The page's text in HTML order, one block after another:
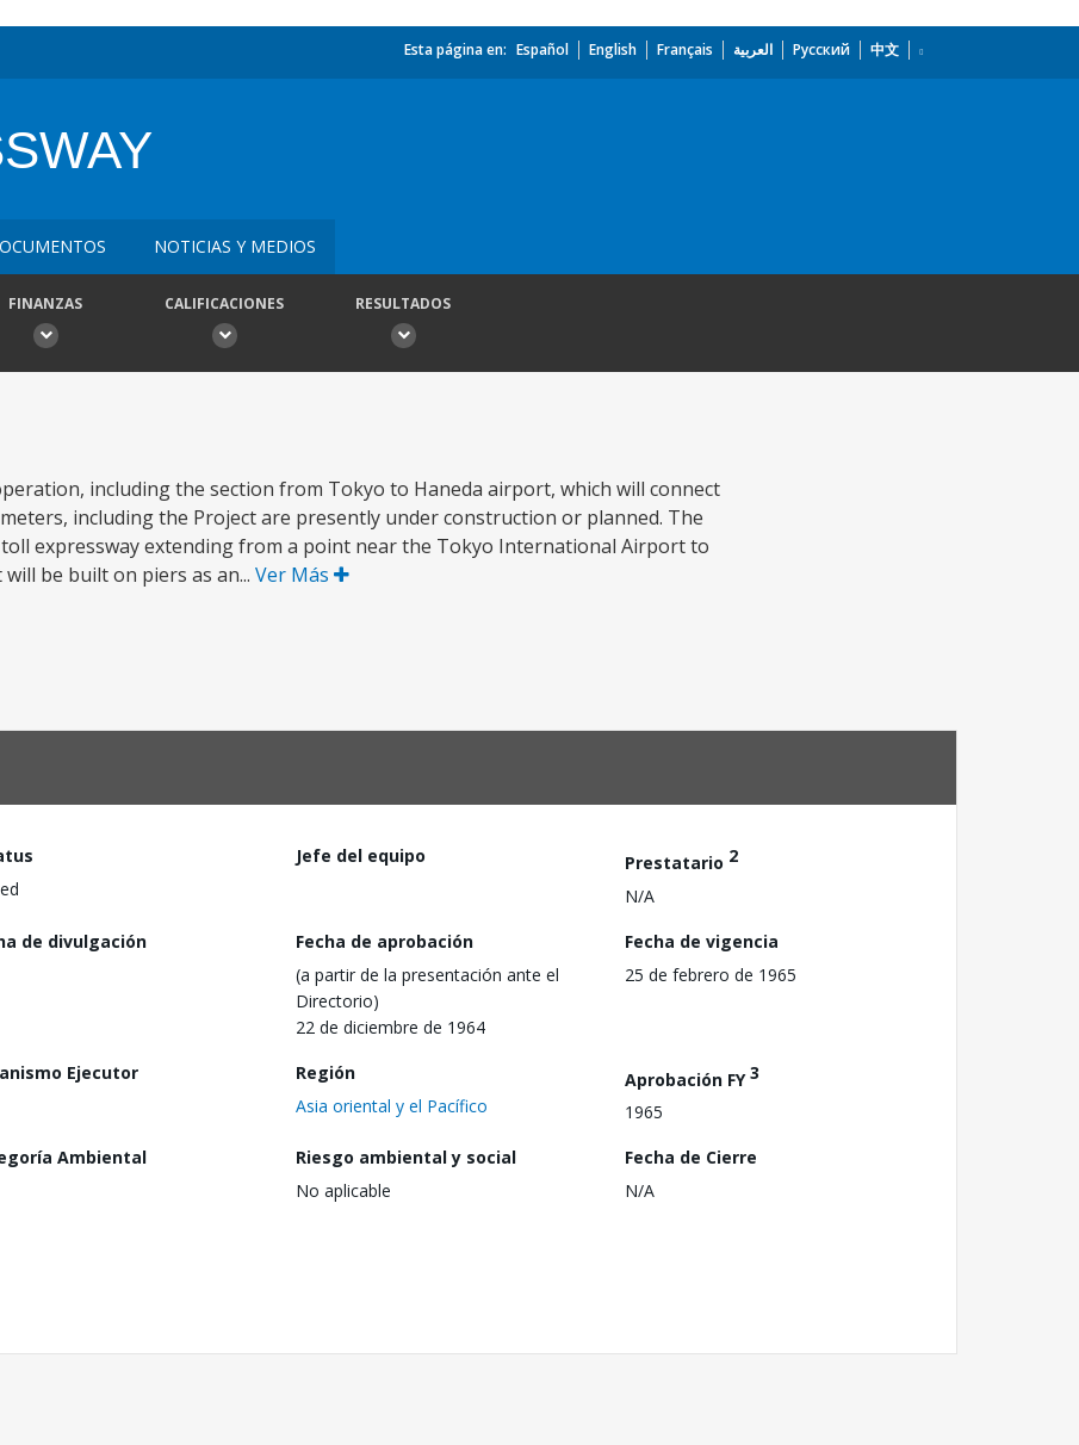
Esta página en: Español English Français العربية Русский 中文
NOTICIAS Y MEDIOS
FINANZAS CALIFICACIONES RESULTADOS
including the section from Tokyo to Haneda airport, which will connect
including the Project are presently under construction or planned. The
expressway extending from a point near the Tokyo International Airport to
be built on piers as an... Ver Más
Jefe del equipo Prestatario 2
N/A
de divulgación
Fecha de aprobación
(a partir de la presentación ante el
Directorio)
22 de diciembre de 1964
Fecha de vigencia
25 de febrero de 1965
Ejecutor
Región
Asia oriental y el Pacífico
Aprobación FY3
1965
Ambiental
Riesgo ambiental y social
No aplicable
Fecha de Cierre
N/A